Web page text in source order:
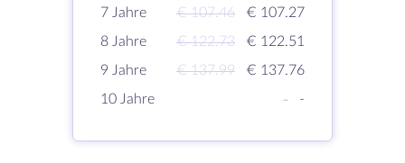
7 Jahre
€ 107.46
€ 107.27
8 Jahre
€ 122.73
€ 122.51
9 Jahre
€ 137.99
€ 137.76
10 Jahre
- -